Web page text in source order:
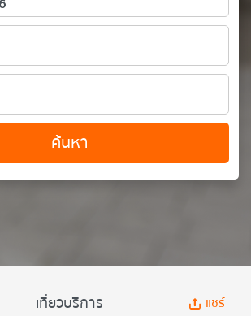
ค้นหา
เที่ยวบริการ แชร์